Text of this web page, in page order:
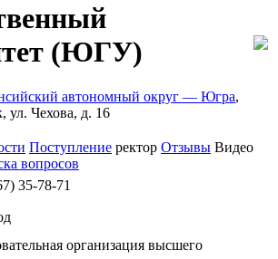
(ЮГУ)
автономный округ — Югра,
ул. Чехова, д. 16
Поступление ректор Отзывы Видео
вопросов
35-78-71
организация высшего